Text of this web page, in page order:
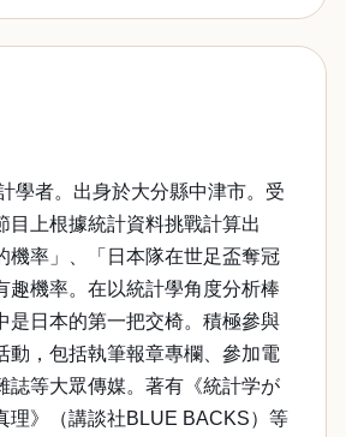
學者。出身於大分縣中津市。受
目上根據統計資料挑戰計算出
機率」、「日本隊在世足盃奪冠
趣機率。在以統計學角度分析棒
是日本的第一把交椅。積極參與
動，包括執筆報章專欄、參加電
誌等大眾傳媒。著有《統計学が
理》（講談社BLUE BACKS）等